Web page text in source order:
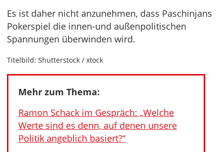
Es ist daher nicht anzunehmen, dass Paschinjans
Pokerspiel die innen-und außenpolitischen
Spannungen überwinden wird.
Titelbild: Shutterstock / xtock
Mehr zum Thema:
Ramon Schack im Gespräch: „Welche
Werte sind es denn, auf denen unsere
Politik angeblich basiert?“